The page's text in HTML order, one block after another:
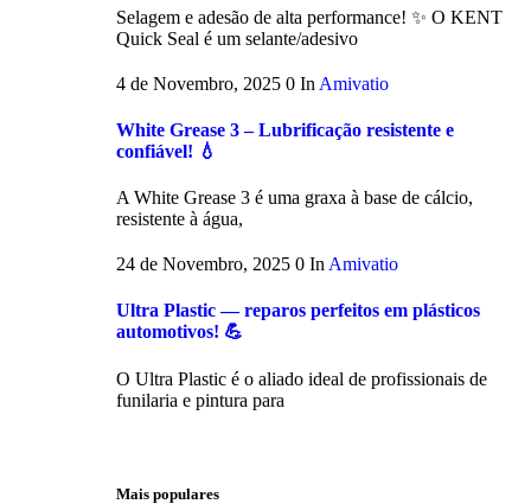
Selagem e adesão de alta performance! ✨ O KENT
Quick Seal é um selante/adesivo
4 de Novembro, 2025 0 In Amivatio
White Grease 3 – Lubrificação resistente e
confiável! 💧
A White Grease 3 é uma graxa à base de cálcio,
resistente à água,
24 de Novembro, 2025 0 In Amivatio
Ultra Plastic — reparos perfeitos em plásticos
automotivos! 💪
O Ultra Plastic é o aliado ideal de profissionais de
funilaria e pintura para
Mais populares